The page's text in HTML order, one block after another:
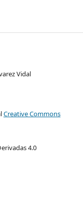
Vidal
Creative Commons
4.0